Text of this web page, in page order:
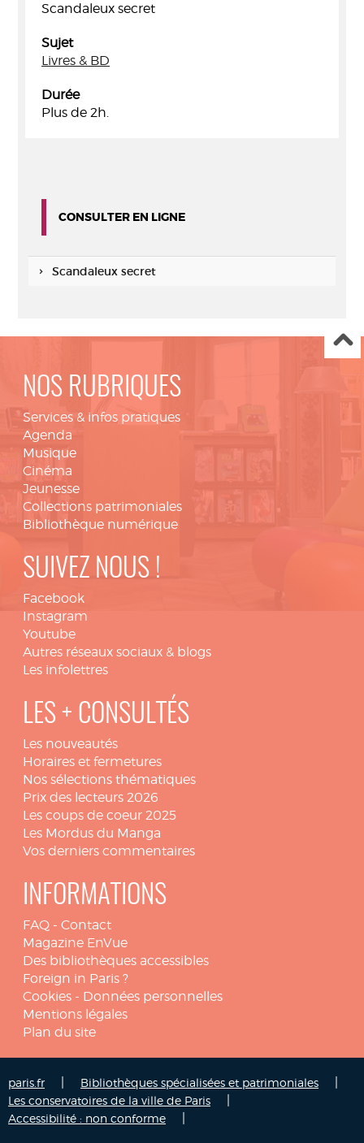
Scandaleux secret
Sujet
Livres & BD
Durée
Plus de 2h.
CONSULTER EN LIGNE
Scandaleux secret
NOS RUBRIQUES
Services & infos pratiques
Agenda
Musique
Cinéma
Jeunesse
Collections patrimoniales
Bibliothèque numérique
SUIVEZ NOUS !
Facebook
Instagram
Youtube
Autres réseaux sociaux & blogs
Les infolettres
LES + CONSULTÉS
Les nouveautés
Horaires et fermetures
Nos sélections thématiques
Prix des lecteurs 2026
Les coups de coeur 2025
Les Mordus du Manga
Vos derniers commentaires
INFORMATIONS
FAQ - Contact
Magazine EnVue
Des bibliothèques accessibles
Foreign in Paris ?
Cookies - Données personnelles
Mentions légales
Plan du site
paris.fr Bibliothèques spécialisées et patrimoniales
Les conservatoires de la ville de Paris
Accessibilité : non conforme